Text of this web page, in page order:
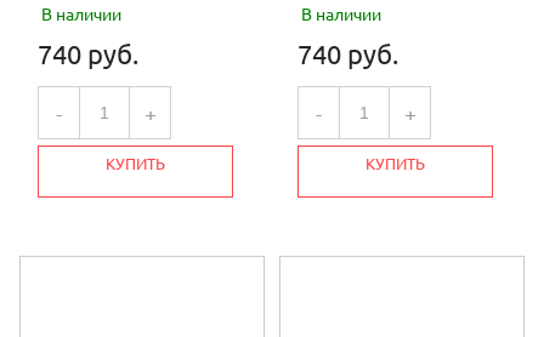
В наличии
740 руб.
- +
КУПИТЬ
В наличии
740 руб.
- +
КУПИТЬ